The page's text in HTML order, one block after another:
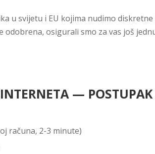
u svijetu i EU kojima nudimo
odobrena, osigurali smo za vas još
—
računa, 2-3 minute)